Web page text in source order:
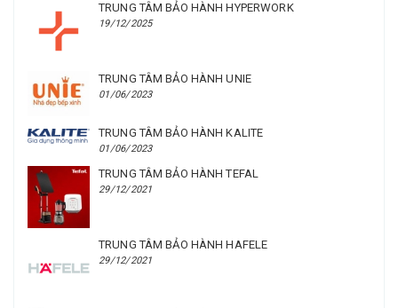
TRUNG TÂM BẢO HÀNH HYPERWORK
19/12/2025
TRUNG TÂM BẢO HÀNH UNIE
01/06/2023
TRUNG TÂM BẢO HÀNH KALITE
01/06/2023
TRUNG TÂM BẢO HÀNH TEFAL
29/12/2021
TRUNG TÂM BẢO HÀNH HAFELE
29/12/2021